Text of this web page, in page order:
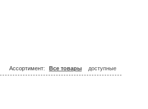
Ассортимент: Все товары доступные